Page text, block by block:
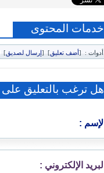
خدمات المحتوى
أدوات : [أضف تعليق]
[إرسال لصديق]